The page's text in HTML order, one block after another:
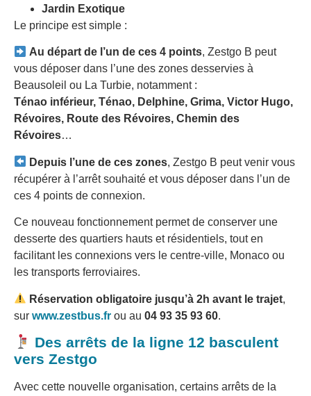
Jardin Exotique
Le principe est simple :
Au départ de l’un de ces 4 points, Zestgo B peut
vous déposer dans l’une des zones desservies à
Beausoleil ou La Turbie, notamment :
Ténao inférieur, Ténao, Delphine, Grima, Victor Hugo,
Révoires, Route des Révoires, Chemin des
Révoires…
Depuis l’une de ces zones, Zestgo B peut venir vous
récupérer à l’arrêt souhaité et vous déposer dans l’un de
ces 4 points de connexion.
Ce nouveau fonctionnement permet de conserver une
desserte des quartiers hauts et résidentiels, tout en
facilitant les connexions vers le centre-ville, Monaco ou
les transports ferroviaires.
Réservation obligatoire jusqu’à 2h avant le trajet,
sur www.zestbus.fr ou au 04 93 35 93 60.
Des arrêts de la ligne 12 basculent
vers Zestgo
Avec cette nouvelle organisation, certains arrêts de la